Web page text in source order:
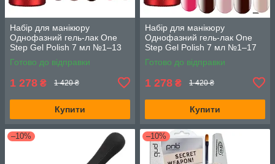
Набір для манікюру
Однофазний гель-лак One
Step Gel Polish 7 мл №1–13
13 шт
Готово до відправки
1 278 ₴ 1 420 ₴
Купити
Набір для манікюру
Однофазний гель-лак One
Step Gel Polish 7 мл №1–17
13 шт без 3, 4, 5, 6
Готово до відправки
1 278 ₴ 1 420 ₴
Купити
–10% –10%